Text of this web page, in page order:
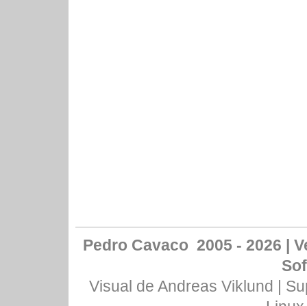
Pedro Cavaco 2005 - 2026 |
Visual de Andreas Viklund |